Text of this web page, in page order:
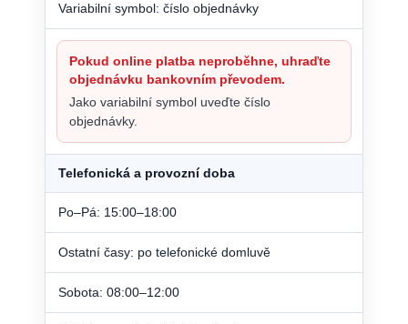
Variabilní symbol: číslo objednávky
Pokud online platba neproběhne, uhraďte
objednávku bankovním převodem.
Jako variabilní symbol uveďte číslo
objednávky.
Telefonická a provozní doba
Po–Pá: 15:00–18:00
Ostatní časy: po telefonické domluvě
Sobota: 08:00–12:00